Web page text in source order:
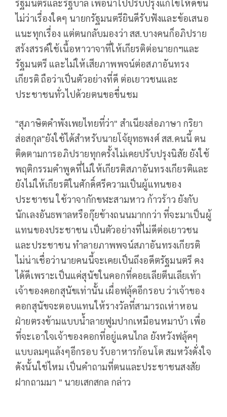
รัฐมนตรีและรัฐบาล เพื่อนำไปปรับปรุงแก้ไขให้ดีขึ้น
ไม่ว่าเรื่องใดๆ นายกรัฐมนตรียินดีรับฟังและข้อเสนอ
แนะทุกเรื่อง แต่ตนกลับมองว่า สส.บางคนก็อภิปราย
สร้งสรรค์ใช้เนื้อหาวาจาที่ให้เกียรติต่อนายกฯและ
รัฐมนตรี และไม่ให้เสียภาพพจน์ต่อสภาอันทรง
เกียรติ ถือว่าเป็นตัวอย่างที่ดี ต่อเยาวชนและ
ประชาชนทั่วไปด้วยตนขอขื่นชม
"สุภาษิตคำพังเพยไทยที่ว่า" สำเนียงส่อภาษา กริยา
ส่อสกุล"ยังใช้ได้สำหรับนายโจ้ยุทธพงศ์ สส.คนนี้ ตน
ติดตามการอภิปรายทุกครั้งไม่เคยปรับปรุงนิสัย ยังใช้
พฤติกรรมคำพูดที่ไม่ให้เกียรติสภาอันทรงเกียรติและ
ยังไม่ให้เกียรติในศักดิ์ศรีความเป็นผู้แทนของ
ประชาชน ใช้วาจากักขฬะสามหาว ก้าวร้าว ยังกับ
นักเลงอันธพาลหรือกุ๊ยข้างถนนมากกว่า ที่จะมาเป็นผู้
แทนของประชาชน เป็นตัวอย่างที่ไม่ดีต่อเยาวชน
และประชาชน ทำลายภาพพจน์สภาอันทรงเกียรติ
ไม่น่าเชื่อว่านายคนนี้จะเคยเป็นถึงอดีตรัฐมนตรี คง
ได้ดีเพราะเป็นแค่สุนัขในคอกที่คอยเลียตีนเลียเท้า
เจ้าของคอกสุนัขเท่านั้น เผื่อฟลุ้คอีกรอบ ว่าเจ้าของ
คอกสุนัขจะตอบแทนให้รางวัลที่สามารถเห่าหอน
ฝ่ายตรงข้ามแบบน้ำลายฟูมปากเหมือนหมาบ้า เพื่อ
ที่จะเอาใจเจ้าของคอกที่อยู่แดนไกล ยังหวังฟลุ้คๆ
แบบลมๆแล้งๆอีกรอบ รับอาหารก้อนโต สมหวังดั่งใจ
ดังนั้นใช่ไหม เป็นคำถามที่ตนและประชาชนสงสัย
ฝากถามมา " นายเสกสกล กล่าว